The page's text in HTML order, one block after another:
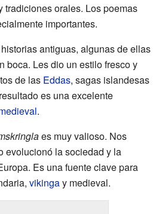
tradiciones orales. Los poemas
importantes.
antiguas, algunas de ellas
boca. Les dio un estilo fresco y
de las Eddas, sagas islandesas
es una excelente
.
es muy valioso. Nos
evolucionó la sociedad y la
Es una fuente clave para
vikingay medieval.